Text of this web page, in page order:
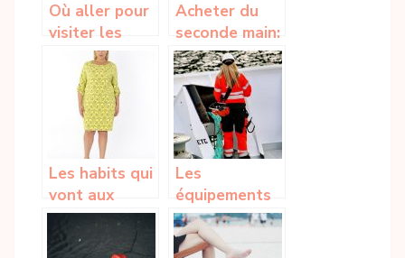
Où aller pour
visiter les
grandes
maisons de
mode ?
Acheter du
seconde main:
la nouvelle
tendance
fashion
Les habits qui
vont aux
grandes
tailles
Les
équipements
de marque
Guy Cotten :